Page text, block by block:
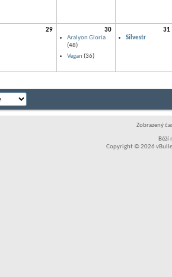
29
30
Aralyon Gloria
(48)
Vegan (36)
31
Silvestr
Zobrazený
Běží
Copyright © 2026